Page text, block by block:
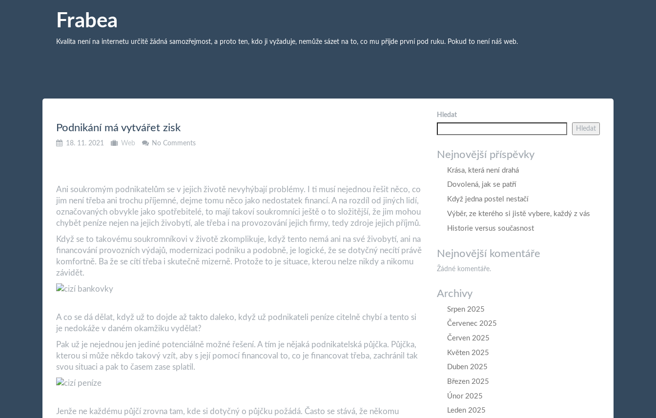
Frabea
Kvalita není na internetu určitě žádná samozřejmost, a proto ten, kdo ji vyžaduje, nemůže sázet na to, co mu přijde první pod ruku. Pokud to není náš web.
Podnikání má vytvářet zisk
18. 11. 2021 Web No Comments
Ani soukromým podnikatelům se v jejich životě nevyhýbají problémy. I ti musí nejednou řešit něco, co
jim není třeba ani trochu příjemné, dejme tomu něco jako nedostatek financí. A na rozdíl od jiných lidí,
označovaných obvykle jako spotřebitelé, to mají takoví soukromníci ještě o to složitější, že jim mohou
chybět peníze nejen na jejich živobytí, ale třeba i na provozování jejich firmy, tedy zdroje jejich příjmů.
Když se to takovému soukromníkovi v životě zkomplikuje, když tento nemá ani na své živobytí, ani na
financování provozních výdajů, modernizaci podniku a podobně, je logické, že se dotyčný necítí právě
komfortně. Ba že se cítí třeba i skutečně mizerně. Protože to je situace, kterou nelze nikdy a nikomu
závidět.
A co se dá dělat, když už to dojde až takto daleko, když už podnikateli peníze citelně chybí a tento si
je nedokáže v daném okamžiku vydělat?
Pak už je nejednou jen jediné potenciálně možné řešení. A tím je nějaká podnikatelská půjčka. Půjčka,
kterou si může někdo takový vzít, aby s její pomocí financoval to, co je financovat třeba, zachránil tak
svou situaci a pak to časem zase splatil.
Jenže ne každému půjčí zrovna tam, kde si dotyčný o půjčku požádá. Často se stává, že někomu
Hledat
Hledat
Nejnovější příspěvky
Krása, která není drahá
Dovolená, jak se patří
Když jedna postel nestačí
Výběr, ze kterého si jistě vybere, každý z vás
Historie versus současnost
Nejnovější komentáře
Žádné komentáře.
Archivy
Srpen 2025
Červenec 2025
Červen 2025
Květen 2025
Duben 2025
Březen 2025
Únor 2025
Leden 2025